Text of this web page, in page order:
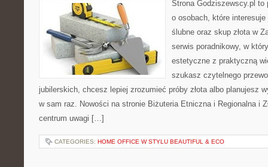
Strona Godziszewscy.pl to
o osobach, które
ślubne oraz skup złota w
serwis poradnikowy, w
estetyczne z praktyczną
szukasz czytelnego
jubilerskich, chcesz lepiej zrozumieć próby złota albo planujesz
w sam raz. Nowości na stronie Biżuteria Etniczna i Regionalna i
centrum uwagi […]
CATEGORIES: HOME OFFICE W STYLU BEAUTIFUL & ECO